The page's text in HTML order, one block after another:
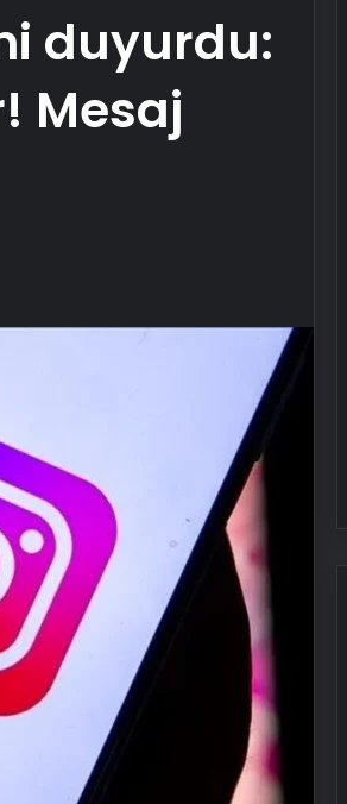
duyurdu:
Mesaj